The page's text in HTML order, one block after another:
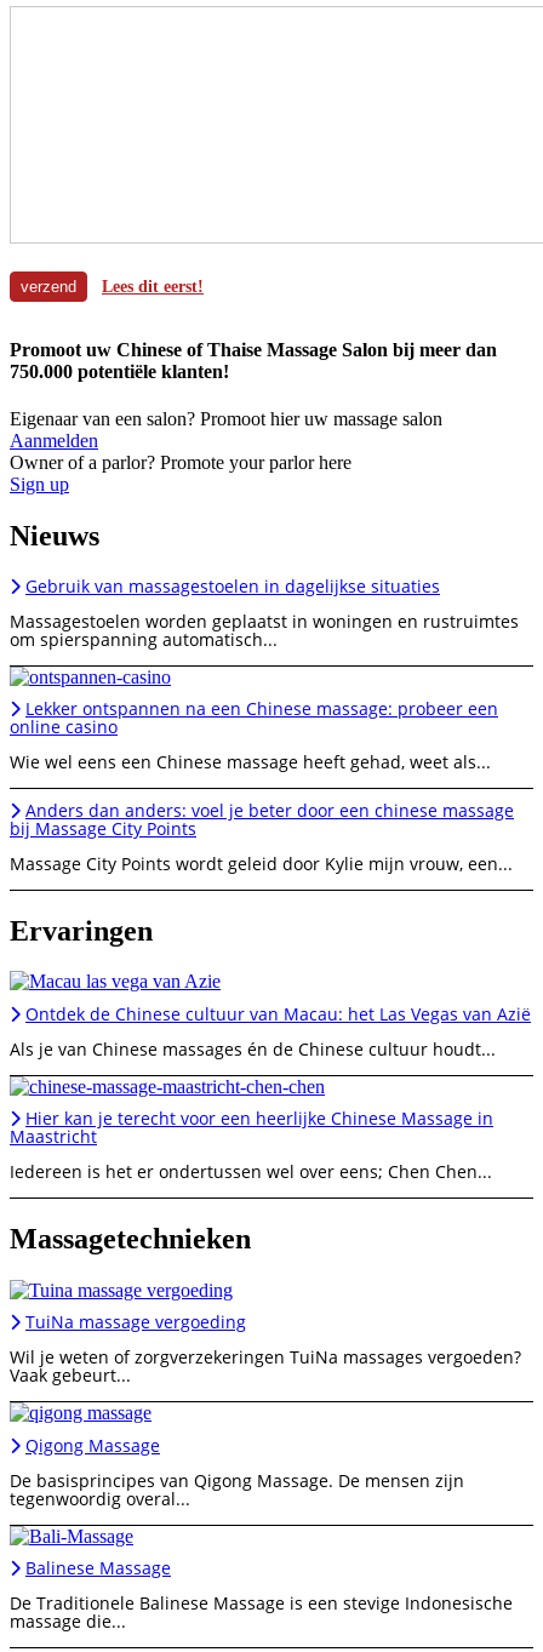
Lees dit eerst!
Promoot uw Chinese of Thaise Massage Salon bij meer dan
750.000 potentiële klanten!
Eigenaar van een salon? Promoot hier uw massage salon
Aanmelden
Owner of a parlor? Promote your parlor here
Sign up
Nieuws
Gebruik van massagestoelen in dagelijkse situaties
Massagestoelen worden geplaatst in woningen en rustruimtes
om spierspanning automatisch...
Lekker ontspannen na een Chinese massage: probeer een
online casino
Wie wel eens een Chinese massage heeft gehad, weet als...
Anders dan anders: voel je beter door een chinese massage
bij Massage City Points
Massage City Points wordt geleid door Kylie mijn vrouw, een...
Ervaringen
Ontdek de Chinese cultuur van Macau: het Las Vegas van Azië
Als je van Chinese massages én de Chinese cultuur houdt...
Hier kan je terecht voor een heerlijke Chinese Massage in
Maastricht
Iedereen is het er ondertussen wel over eens; Chen Chen...
Massagetechnieken
TuiNa massage vergoeding
Wil je weten of zorgverzekeringen TuiNa massages vergoeden?
Vaak gebeurt...
Qigong Massage
De basisprincipes van Qigong Massage. De mensen zijn
tegenwoordig overal...
Balinese Massage
De Traditionele Balinese Massage is een stevige Indonesische
massage die...